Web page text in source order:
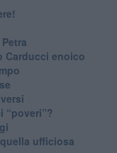
Carducci enoico
“poveri”?
ufficiosa